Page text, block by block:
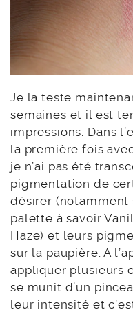
Je la teste
semaines et il est
impressions. Dans
la première fois
je n’ai pas été
pigmentation de
désirer
palette à savoir
Haze) et leurs
sur la paupière. A
appliquer plusieurs
se munit d’un
leur intensité et